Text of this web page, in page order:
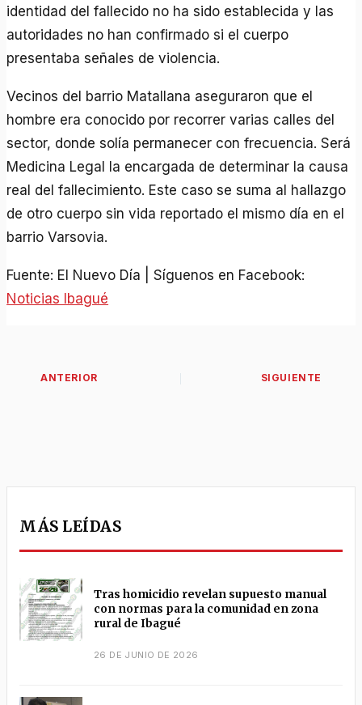
identidad del fallecido no ha sido establecida y las
autoridades no han confirmado si el cuerpo
presentaba señales de violencia.
Vecinos del barrio Matallana aseguraron que el
hombre era conocido por recorrer varias calles del
sector, donde solía permanecer con frecuencia. Será
Medicina Legal la encargada de determinar la causa
real del fallecimiento. Este caso se suma al hallazgo
de otro cuerpo sin vida reportado el mismo día en el
barrio Varsovia.
Fuente: El Nuevo Día | Síguenos en Facebook:
Noticias Ibagué
MÁS LEÍDAS
Tras homicidio revelan supuesto manual
con normas para la comunidad en zona
rural de Ibagué
26 DE JUNIO DE 2026